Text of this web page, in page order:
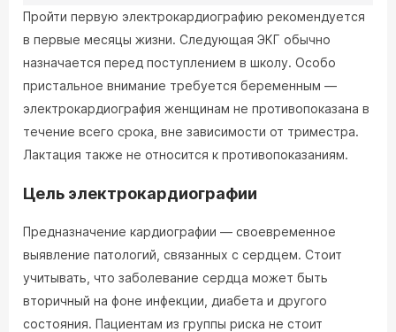
Пройти первую электрокардиографию рекомендуется
в первые месяцы жизни. Следующая ЭКГ обычно
назначается перед поступлением в школу. Особо
пристальное внимание требуется беременным —
электрокардиография женщинам не противопоказана в
течение всего срока, вне зависимости от триместра.
Лактация также не относится к противопоказаниям.
Цель электрокардиографии
Предназначение кардиографии — своевременное
выявление патологий, связанных с сердцем. Стоит
учитывать, что заболевание сердца может быть
вторичный на фоне инфекции, диабета и другого
состояния. Пациентам из группы риска не стоит